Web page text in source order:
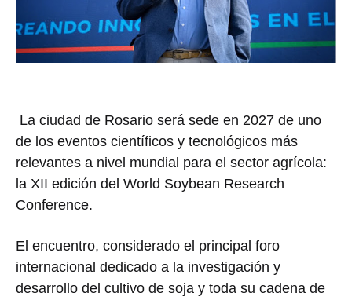
La ciudad de Rosario será sede en 2027 de uno
de los eventos científicos y tecnológicos más
relevantes a nivel mundial para el sector agrícola:
la XII edición del World Soybean Research
Conference.
El encuentro, considerado el principal foro
internacional dedicado a la investigación y
desarrollo del cultivo de soja y toda su cadena de